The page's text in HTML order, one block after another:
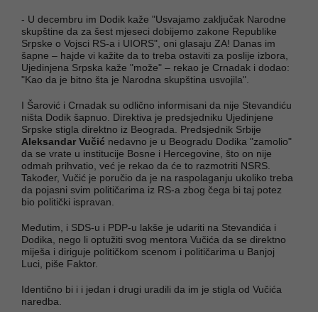
- U decembru im Dodik kaže "Usvajamo zaključak Narodne
skupštine da za šest mjeseci dobijemo zakone Republike
Srpske o Vojsci RS-a i UIORS", oni glasaju ZA! Danas im
šapne – hajde vi kažite da to treba ostaviti za poslije izbora,
Ujedinjena Srpska kaže "može" – rekao je Crnadak i dodao:
"Kao da je bitno šta je Narodna skupština usvojila".
I Šarović i Crnadak su odlično informisani da nije Stevandiću
ništa Dodik šapnuo. Direktiva je predsjedniku Ujedinjene
Srpske stigla direktno iz Beograda. Predsjednik Srbije
Aleksandar Vučić nedavno je u Beogradu Dodika "zamolio"
da se vrate u institucije Bosne i Hercegovine, što on nije
odmah prihvatio, već je rekao da će to razmotriti NSRS.
Također, Vučić je poručio da je na raspolaganju ukoliko treba
da pojasni svim političarima iz RS-a zbog čega bi taj potez
bio politički ispravan.
Međutim, i SDS-u i PDP-u lakše je udariti na Stevandića i
Dodika, nego li optužiti svog mentora Vučića da se direktno
miješa i diriguje političkom scenom i političarima u Banjoj
Luci, piše Faktor.
Identično bi i i jedan i drugi uradili da im je stigla od Vučića
naredba.